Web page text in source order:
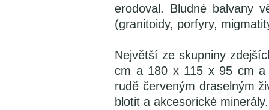
erodoval. Bludné balvany
(granitoidy, porfyry,
Největší ze skupniny
cm a 180 x 115 x 95 cm a
rudě červeným draselným
blotit a akcesorické minerály.